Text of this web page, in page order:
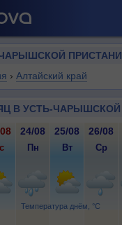
ПРИСТАНИ
› Алтайский край
Температура днём, °C
24/08 25/08 26/08
Пн Вт Ср